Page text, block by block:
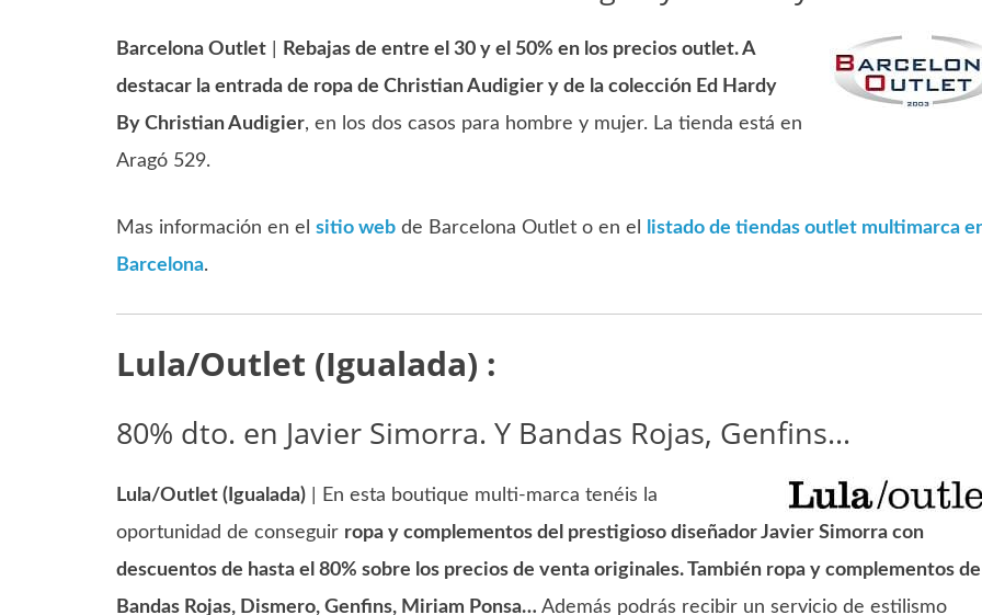
Barcelona Outlet|
Rebajas de entre el 30 y el 50% en los precios outlet. A
destacar la entrada de ropa de Christian Audigier y de la colección Ed Hardy
By Christian Audigier, en los dos casos para hombre y mujer. La tienda está en
Aragó 529.
Mas información en el sitio webde Barcelona Outlet o en el
listado de tiendas outlet multimarca
Barcelona.
Lula/Outlet (Igualada) :
80% dto. en Javier Simorra. Y Bandas Rojas, Genfins…
Lula/Outlet (Igualada)| En esta boutique multi-marca tenéis la
oportunidad de conseguir ropa y complementos del prestigioso diseñador Javier Simorra con
descuentos de hasta el 80% sobre los precios de venta originales. También ropa y complementos de
Bandas Rojas, Dismero, Genfins, Miriam Ponsa… Además podrás recibir un servicio de estilismo